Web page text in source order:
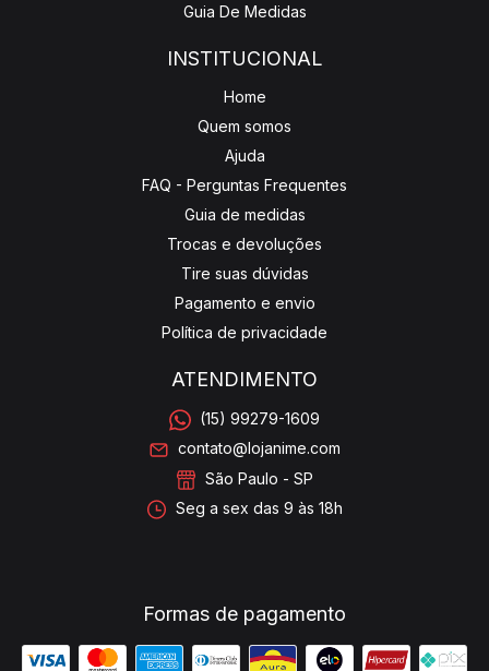
Guia De Medidas
INSTITUCIONAL
Home
Quem somos
Ajuda
FAQ - Perguntas Frequentes
Guia de medidas
Trocas e devoluções
Tire suas dúvidas
Pagamento e envio
Política de privacidade
ATENDIMENTO
(15) 99279-1609
contato@lojanime.com
São Paulo - SP
Seg a sex das 9 às 18h
Formas de pagamento